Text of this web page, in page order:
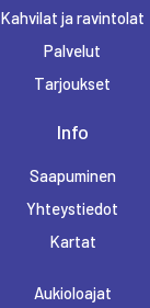
Aukioloajat
Kahvilat ja ravintolat
Palvelut
Tarjoukset
Info
Saapuminen
Yhteystiedot
Kartat